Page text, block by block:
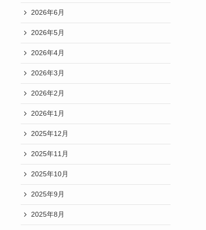
2026年6月
2026年5月
2026年4月
2026年3月
2026年2月
2026年1月
2025年12月
2025年11月
2025年10月
2025年9月
2025年8月